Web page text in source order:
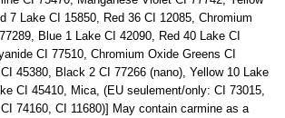
7 Lake CI 15850, Red 36 CI 12085, Chromium
Blue 1 Lake CI 42090, Red 40 Lake CI
CI 77510, Chromium Oxide Greens CI
45380, Black 2 CI 77266 (nano), Yellow 10 Lake
CI 45410, Mica, (EU seulement/only: CI 73015,
74160, CI 11680)] May contain carmine as a